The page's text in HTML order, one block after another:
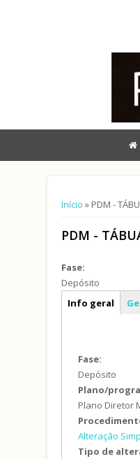
Está aqui
Início » PDM -
PDM -
Fase:
Depósito
Info geral
Fase:
Depósito
Plano/
Plano Diretor
Alteração
Tipo de